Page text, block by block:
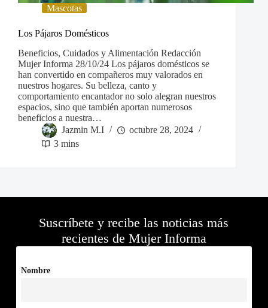
Mascotas
Los Pájaros Domésticos
Beneficios, Cuidados y Alimentación Redacción
Mujer Informa 28/10/24 Los pájaros domésticos se
han convertido en compañeros muy valorados en
nuestros hogares. Su belleza, canto y
comportamiento encantador no solo alegran nuestros
espacios, sino que también aportan numerosos
beneficios a nuestra…
Jazmin M.I
octubre 28, 2024
3 mins
Suscríbete y recibe las noticias más
recientes de Mujer Informa
Nombre